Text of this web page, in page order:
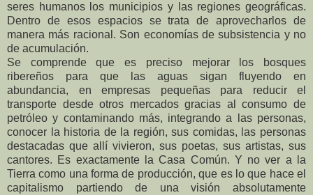
seres humanos los municipios y las regiones geográficas.
Dentro de esos espacios se trata de aprovecharlos de
manera más racional. Son economías de subsistencia y no
de acumulación.
Se comprende que es preciso mejorar los bosques
ribereños para que las aguas sigan fluyendo en
abundancia, en empresas pequeñas para reducir el
transporte desde otros mercados gracias al consumo de
petróleo y contaminando más, integrando a las personas,
conocer la historia de la región, sus comidas, las personas
destacadas que allí vivieron, sus poetas, sus artistas, sus
cantores. Es exactamente la Casa Común. Y no ver a la
Tierra como una forma de producción, que es lo que hace el
capitalismo partiendo de una visión absolutamente